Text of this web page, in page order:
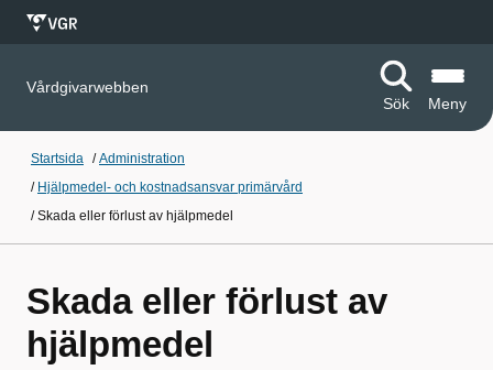
Vårdgivarwebben
Sök
Meny
Startsida /Administration
/ Hjälpmedel- och kostnadsansvar primärvård
/Skada eller förlust av hjälpmedel
Skada eller förlust av
hjälpmedel